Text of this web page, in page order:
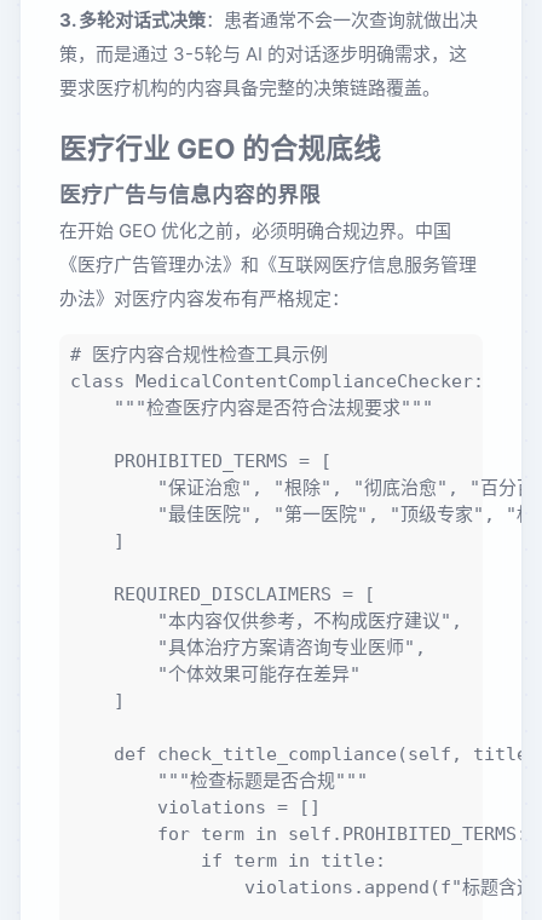
3. 多轮对话式决策：患者通常不会一次查询就做出决
策，而是通过 3-5轮与 AI 的对话逐步明确需求，这
要求医疗机构的内容具备完整的决策链路覆盖。
医疗行业 GEO 的合规底线
医疗广告与信息内容的界限
在开始 GEO 优化之前，必须明确合规边界。中国
《医疗广告管理办法》和《互联网医疗信息服务管理
办法》对医疗内容发布有严格规定：
# 医疗内容合规性检查工具示例
class MedicalContentComplianceChecker:
    """检查医疗内容是否符合法规要求"""
    PROHIBITED_TERMS = [
"保证治愈", "根除", "彻底治愈", "百分百
"最佳医院", "第一医院", "顶级专家", "权
    ]
    REQUIRED_DISCLAIMERS = [
        "本内容仅供参考，不构成医疗建议",
        "具体治疗方案请咨询专业医师",
        "个体效果可能存在差异"
    ]
def check_title_compliance(self,
        """检查标题是否合规"""
        violations = []
        for term in self.PROHIBITED_TERMS:
            if term in title:
violations.append(f"标题含违